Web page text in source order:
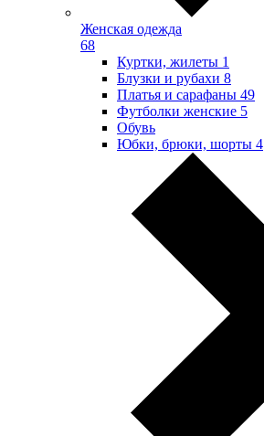
Женская одежда
68
Куртки, жилеты 1
Блузки и рубахи 8
Платья и сарафаны 49
Футболки женские 5
Обувь
Юбки, брюки, шорты 4